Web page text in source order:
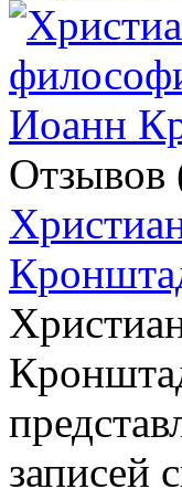
Отзывов
записей